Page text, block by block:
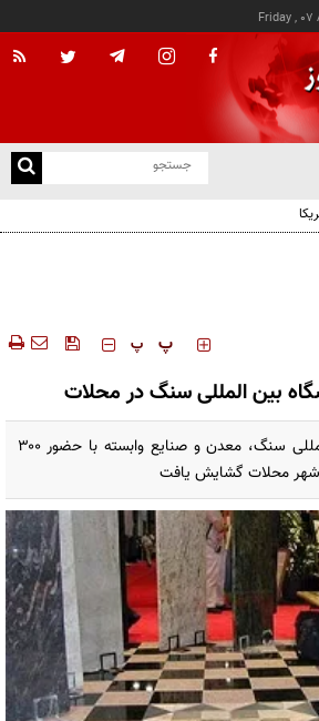
Friday , 07
‍‍‍ پ پ
بین المللی سنگ در محلات
هشتمین نمایشگاه بین المللی سنگ، معدن و صنایع وابسته با حضور ۳۰۰
محلات گشایش یافت